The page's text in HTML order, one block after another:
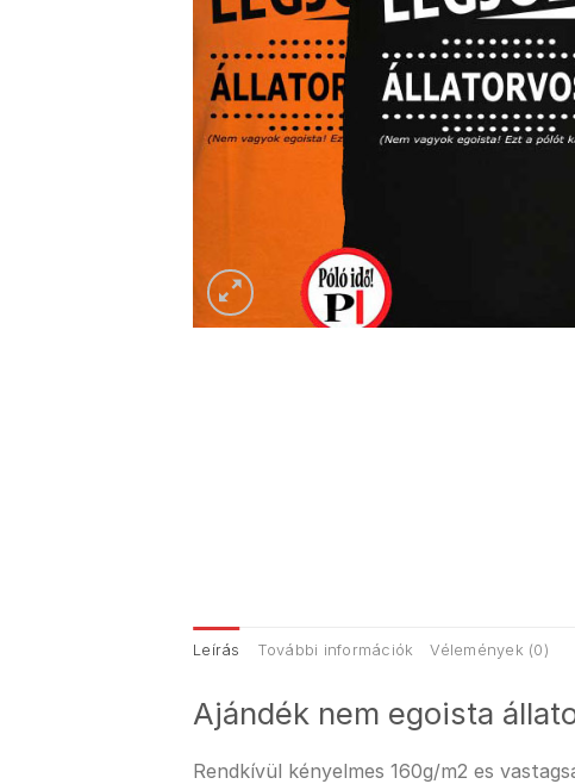
Leírás További információk Vélemények (0)
Ajándék nem egoista
Rendkívül kényelmes 160g/m2 es